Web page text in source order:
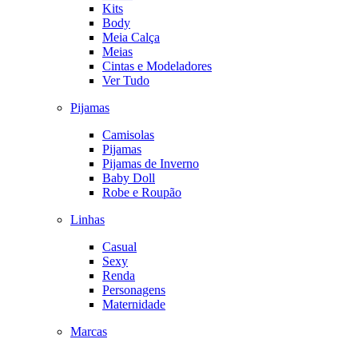
Kits
Body
Meia Calça
Meias
Cintas e Modeladores
Ver Tudo
Pijamas
Camisolas
Pijamas
Pijamas de Inverno
Baby Doll
Robe e Roupão
Linhas
Casual
Sexy
Renda
Personagens
Maternidade
Marcas